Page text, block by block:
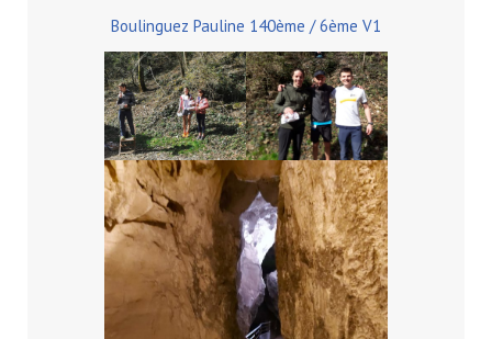
Boulinguez Pauline 140ème / 6ème V1